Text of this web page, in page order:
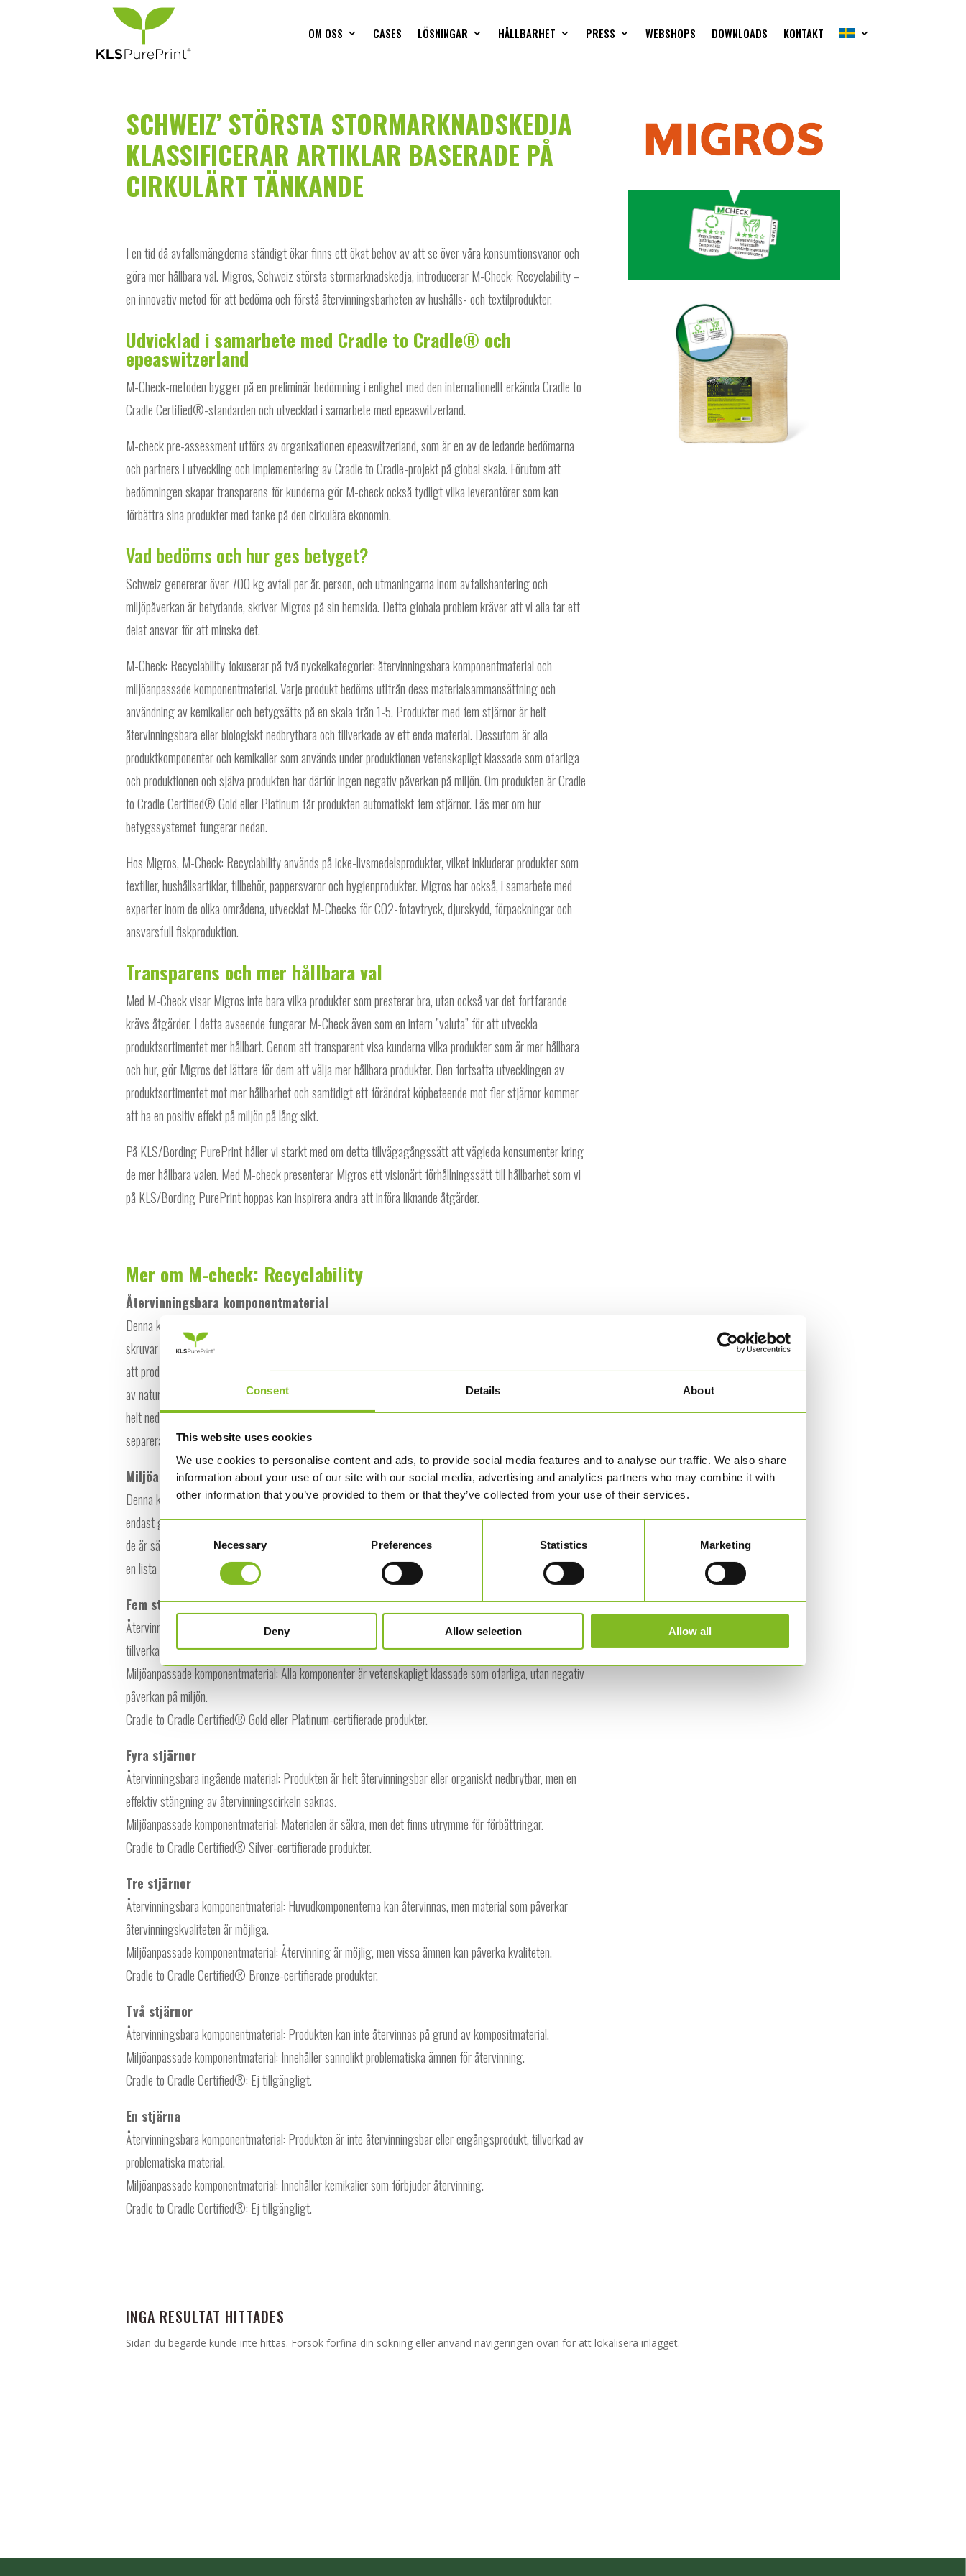
Consent Details About
This website uses cookies
We use cookies to personalise content and ads, to provide social media features and to analyse our traffic. We also share
information about your use of our site with our social media, advertising and analytics partners who may combine it with
other information that you’ve provided to them or that they’ve collected from your use of their services.
Consent
Selection
Necessary Preferences Statistics Marketing
Deny Allow selection Allow all
OM OSS CASES LÖSNINGAR HÅLLBARHET PRESS WEBSHOPS DOWNLOADS KONTAKT
SCHWEIZ’ STÖRSTA STORMARKNADSKEDJA
KLASSIFICERAR ARTIKLAR BASERADE PÅ
CIRKULÄRT TÄNKANDE
I en tid då avfallsmängderna ständigt ökar finns ett ökat behov av att se över våra konsumtionsvanor och
göra mer hållbara val. Migros, Schweiz största stormarknadskedja, introducerar M-Check: Recyclability –
en innovativ metod för att bedöma och förstå återvinningsbarheten av hushålls- och textilprodukter.
Udvicklad i samarbete med Cradle to Cradle® och
epeaswitzerland
M-Check-metoden bygger på en preliminär bedömning i enlighet med den internationellt erkända Cradle to
Cradle Certified®-standarden och utvecklad i samarbete med epeaswitzerland.
M-check pre-assessment utförs av organisationen epeaswitzerland, som är en av de ledande bedömarna
och partners i utveckling och implementering av Cradle to Cradle-projekt på global skala. Förutom att
bedömningen skapar transparens för kunderna gör M-check också tydligt vilka leverantörer som kan
förbättra sina produkter med tanke på den cirkulära ekonomin.
Vad bedöms och hur ges betyget?
Schweiz genererar över 700 kg avfall per år. person, och utmaningarna inom avfallshantering och
miljöpåverkan är betydande, skriver Migros på sin hemsida. Detta globala problem kräver att vi alla tar ett
delat ansvar för att minska det.
M-Check: Recyclability fokuserar på två nyckelkategorier: återvinningsbara komponentmaterial och
miljöanpassade komponentmaterial. Varje produkt bedöms utifrån dess materialsammansättning och
användning av kemikalier och betygsätts på en skala från 1-5. Produkter med fem stjärnor är helt
återvinningsbara eller biologiskt nedbrytbara och tillverkade av ett enda material. Dessutom är alla
produktkomponenter och kemikalier som används under produktionen vetenskapligt klassade som ofarliga
och produktionen och själva produkten har därför ingen negativ påverkan på miljön. Om produkten är Cradle
to Cradle Certified® Gold eller Platinum får produkten automatiskt fem stjärnor. Läs mer om hur
betygssystemet fungerar nedan.
Hos Migros, M-Check: Recyclability används på icke-livsmedelsprodukter, vilket inkluderar produkter som
textilier, hushållsartiklar, tillbehör, pappersvaror och hygienprodukter. Migros har också, i samarbete med
experter inom de olika områdena, utvecklat M-Checks för CO2-fotavtryck, djurskydd, förpackningar och
ansvarsfull fiskproduktion.
Transparens och mer hållbara val
Med M-Check visar Migros inte bara vilka produkter som presterar bra, utan också var det fortfarande
krävs åtgärder. I detta avseende fungerar M-Check även som en intern ”valuta” för att utveckla
produktsortimentet mer hållbart. Genom att transparent visa kunderna vilka produkter som är mer hållbara
och hur, gör Migros det lättare för dem att välja mer hållbara produkter. Den fortsatta utvecklingen av
produktsortimentet mot mer hållbarhet och samtidigt ett förändrat köpbeteende mot fler stjärnor kommer
att ha en positiv effekt på miljön på lång sikt.
På KLS/Bording PurePrint håller vi starkt med om detta tillvägagångssätt att vägleda konsumenter kring
de mer hållbara valen. Med M-check presenterar Migros ett visionärt förhållningssätt till hållbarhet som vi
på KLS/Bording PurePrint hoppas kan inspirera andra att införa liknande åtgärder.
Mer om M-check: Recyclability
Återvinningsbara komponentmaterial
Denna kategori bedömer en produkts lämplighet för återvinning. Även de minsta komponenterna, som
skruvar och tråden som används för att sy spikar, tas med i beräkningen. Ett femstjärnigt betyg indikerar
att produkten är helt återvinningsbar och förblir en kvalitetsråvara för nya produkter. Produkter tillverkade
av naturmaterial och tilldelade fem stjärnor betyder att de antingen är komposterbara (certifierade) eller
helt nedbrytbara. Produkter med lägre betyg är vanligtvis gjorda av olika material som är svåra att
separera.
Miljöanpasade komponentmaterial
Denna kategori bedömer de kemikalier och ämnen som används i produkten. Produkter med fem stjärnor är
endast gjorda av och består av material som är vetenskapligt klassade som ofarliga. Detta säkerställer att
de är säkra för organisk eller teknisk återvinning. Lågklassade produkter innehåller kemikalier som finns på
en lista över förbjudna ingående material för återvinning. Det betyder att produkten inte kan återvinnas.
Fem stjärnor
Återvinningsbara komponentmaterial: Produkten är helt återvinningsbar eller organiskt nedbrytbar,
tillverkad av ett enda material.
Miljöanpassade komponentmaterial: Alla komponenter är vetenskapligt klassade som ofarliga, utan negativ
påverkan på miljön.
Cradle to Cradle Certified® Gold eller Platinum-certifierade produkter.
Fyra stjärnor
Återvinningsbara ingående material: Produkten är helt återvinningsbar eller organiskt nedbrytbar, men en
effektiv stängning av återvinningscirkeln saknas.
Miljöanpassade komponentmaterial: Materialen är säkra, men det finns utrymme för förbättringar.
Cradle to Cradle Certified® Silver-certifierade produkter.
Tre stjärnor
Återvinningsbara komponentmaterial: Huvudkomponenterna kan återvinnas, men material som påverkar
återvinningskvaliteten är möjliga.
Miljöanpassade komponentmaterial: Återvinning är möjlig, men vissa ämnen kan påverka kvaliteten.
Cradle to Cradle Certified® Bronze-certifierade produkter.
Två stjärnor
Återvinningsbara komponentmaterial: Produkten kan inte återvinnas på grund av kompositmaterial.
Miljöanpassade komponentmaterial: Innehåller sannolikt problematiska ämnen för återvinning.
Cradle to Cradle Certified®: Ej tillgängligt.
En stjärna
Återvinningsbara komponentmaterial: Produkten är inte återvinningsbar eller engångsprodukt, tillverkad av
problematiska material.
Miljöanpassade komponentmaterial: Innehåller kemikalier som förbjuder återvinning.
Cradle to Cradle Certified®: Ej tillgängligt.
INGA RESULTAT HITTADES
Sidan du begärde kunde inte hittas. Försök förfina din sökning eller använd navigeringen ovan för att lokalisera inlägget.